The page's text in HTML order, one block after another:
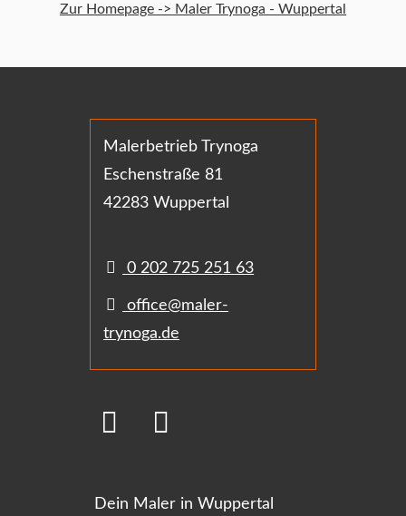
Zur Homepage -> Maler Trynoga - Wuppertal
Malerbetrieb Trynoga
Eschenstraße 81
42283 Wuppertal
0 202 725 251 63
office@maler-
trynoga.de
Dein Maler in Wuppertal